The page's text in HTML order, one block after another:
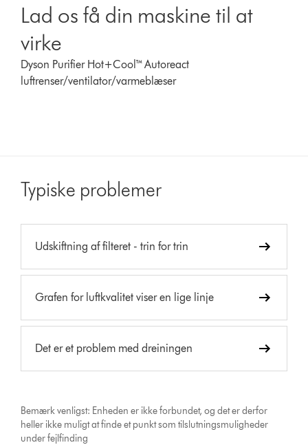
Lad os få din maskine til at
virke
Dyson Purifier Hot+Cool™ Autoreact
luftrenser/ventilator/varmeblæser
Typiske problemer
Udskiftning af filteret - trin for trin
Grafen for luftkvalitet viser en lige linje
Det er et problem med dreiningen
Bemærk venligst: Enheden er ikke forbundet, og det er derfor
heller ikke muligt at finde et punkt som tilslutningsmuligheder
under fejlfinding